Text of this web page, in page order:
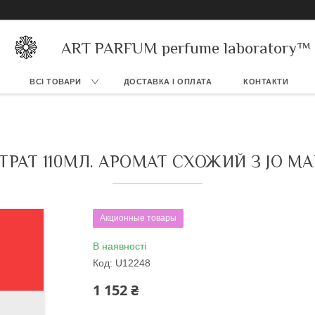
ART PARFUM perfume laboratory™
ВСІ ТОВАРИ ДОСТАВКА І ОПЛАТА КОНТАКТИ
110МЛ. АРОМАТ СХОЖИЙ З JO
Акционные товары
В наявності
Код: U12248
1 152 ₴